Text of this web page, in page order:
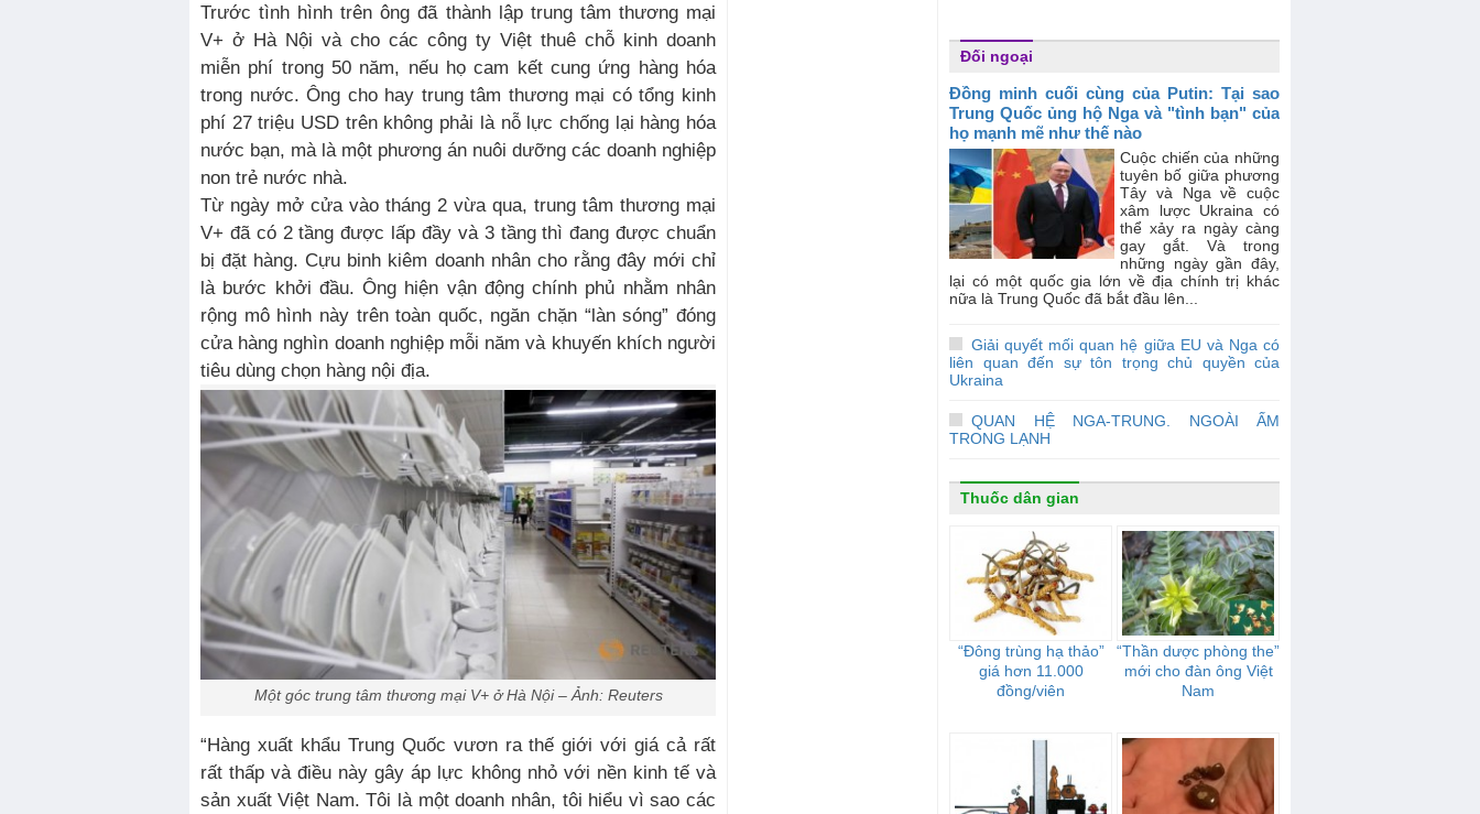
Trước tình hình trên ông đã thành lập trung tâm thương mại
V+ ở Hà Nội và cho các công ty Việt thuê chỗ kinh doanh
miễn phí trong 50 năm, nếu họ cam kết cung ứng hàng hóa
trong nước. Ông cho hay trung tâm thương mại có tổng kinh
phí 27 triệu USD trên không phải là nỗ lực chống lại hàng hóa
nước bạn, mà là một phương án nuôi dưỡng các doanh nghiệp
non trẻ nước nhà.
Từ ngày mở cửa vào tháng 2 vừa qua, trung tâm thương mại
V+ đã có 2 tầng được lấp đầy và 3 tầng thì đang được chuẩn
bị đặt hàng. Cựu binh kiêm doanh nhân cho rằng đây mới chỉ
là bước khởi đầu. Ông hiện vận động chính phủ nhằm nhân
rộng mô hình này trên toàn quốc, ngăn chặn “làn sóng” đóng
cửa hàng nghìn doanh nghiệp mỗi năm và khuyến khích người
tiêu dùng chọn hàng nội địa.
Một góc trung tâm thương mại V+ ở Hà Nội – Ảnh: Reuters
“Hàng xuất khẩu Trung Quốc vươn ra thế giới với giá cả rất
rất thấp và điều này gây áp lực không nhỏ với nền kinh tế và
sản xuất Việt Nam. Tôi là một doanh nhân, tôi hiểu vì sao các
Đối ngoại
Đồng minh cuối cùng của Putin: Tại sao
Trung Quốc ủng hộ Nga và "tình bạn" của
họ mạnh mẽ như thế nào
Cuộc chiến của những
tuyên bố giữa phương
Tây và Nga về cuộc
xâm lược Ukraina có
thể xảy ra ngày càng
gay gắt. Và trong
những ngày gần đây,
lại có một quốc gia lớn về địa chính trị khác
nữa là Trung Quốc đã bắt đầu lên...
Giải quyết mối quan hệ giữa EU và Nga có
liên quan đến sự tôn trọng chủ quyền của
Ukraina
QUAN HỆ NGA-TRUNG. NGOÀI ẤM
TRONG LẠNH
Thuốc dân gian
“Đông trùng hạ thảo”
giá hơn 11.000
đồng/viên
“Thần dược phòng the”
mới cho đàn ông Việt
Nam